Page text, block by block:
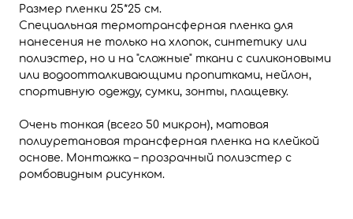
Размер пленки 25*25 см.
Cпециальная термотрансферная пленка для
нанесения не только на хлопок, синтетику или
полиэстер, но и на "сложные" ткани с силиконовыми
или водоотталкивающими пропитками, нейлон,
спортивную одежду, сумки, зонты, плащевку.
Очень тонкая (всего 50 микрон), матовая
полиуретановая трансферная пленка на клейкой
основе. Монтажка – прозрачный полиэстер с
ромбовидным рисунком.